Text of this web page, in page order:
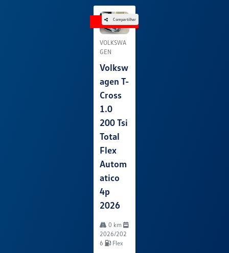
OFERTA
Compartilhar
VOLKSWA
GEN
Volksw
Agen T-
Cross
1.0
200 Tsi
Total
Flex
Autom
Atico
4p
2026
0 km
2026/202
6
Flex